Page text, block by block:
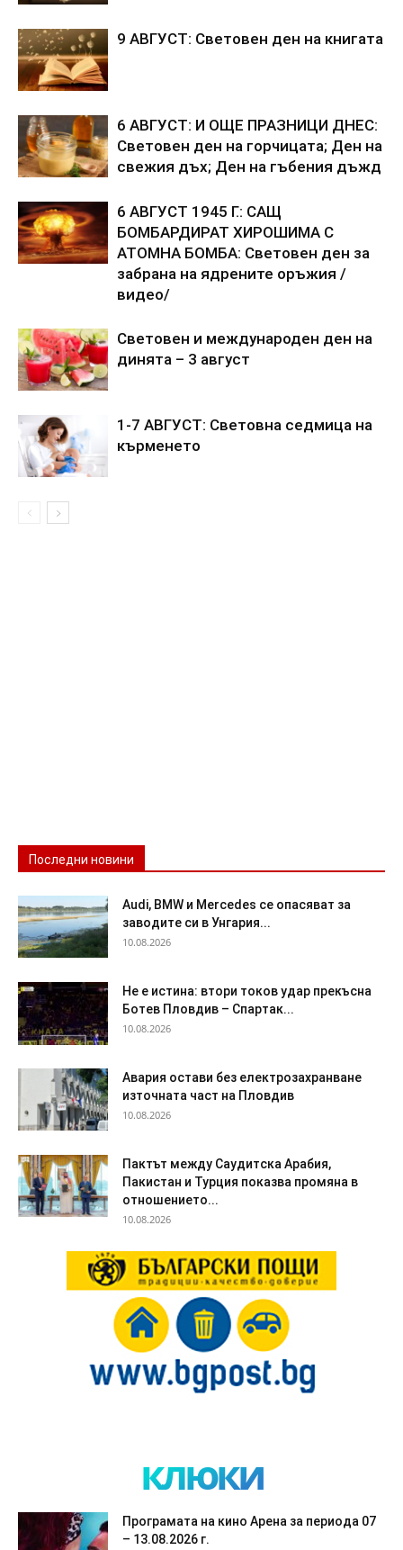
9 АВГУСТ: Световен ден на книгата
6 АВГУСТ: И ОЩЕ ПРАЗНИЦИ ДНЕС:
Световен ден на горчицата; Ден на
свежия дъх; Ден на гъбения дъжд
6 АВГУСТ 1945 Г.: САЩ
БОМБАРДИРАТ ХИРОШИМА С
АТОМНА БОМБА: Световен ден за
забрана на ядрените оръжия /
видео/
Световен и международен ден на
динята – 3 август
1-7 АВГУСТ: Световна седмица на
кърменето
Последни новини
Audi, BMW и Mercedes се опасяват за
заводите си в Унгария...
10.08.2026
Не е истина: втори токов удар прекъсна
Ботев Пловдив – Спартак...
10.08.2026
Авария остави без електрозахранване
източната част на Пловдив
10.08.2026
Пактът между Саудитска Арабия,
Пакистан и Турция показва промяна в
отношението...
10.08.2026
клюки
Програмата на кино Арена за периода 07
– 13.08.2026 г.